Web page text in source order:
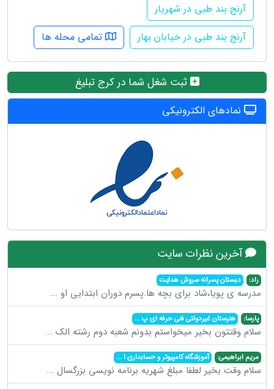
آرنج بند طبی در شهریار
آرنج بند طبی در خیابان بهار
تمامی محله ها
ثبت شغل شما در کرج تبلیغ
نمادهای الکترونیکی
آخرین نظرات سایت
راد: دبستان پسرانه سروش هدایت
مدرسه ی پویا،شاد برای بچه ها.پسرم دوران ابتدایی او ...
پارسا: هنرستان غیردولتی فنی حرفه ای پ...
سلام وقتتون بخیر میخواستم بدونم شعبه دوم رشته الک ...
مریم ابراهیمی: آموزشگاه کامپیوتر و حسابداری ا...
سلام وقت بخیر لطفا مبلغ شهریه برنامه نویسی بزرگسال ...